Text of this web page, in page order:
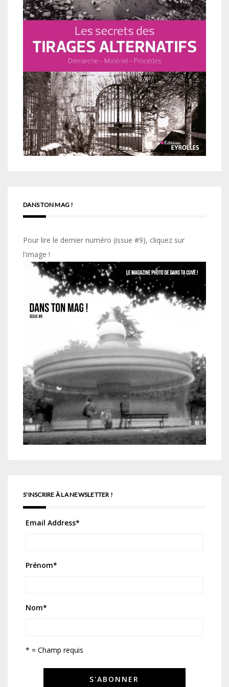
DANS TON MAG !
Pour lire le dernier numéro (issue #9), cliquez sur
l'image !
S'INSCRIRE À LA NEWSLETTER !
Email Address*
Prénom*
Nom*
* = Champ requis